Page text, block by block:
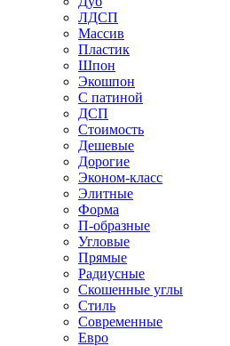
ЛДСП
Массив
Пластик
Шпон
Экошпон
С патиной
ДСП
Стоимость
Дешевые
Дорогие
Эконом-класс
Элитные
Форма
П-образные
Угловые
Прямые
Радиусные
Скошенные углы
Стиль
Современные
Евро